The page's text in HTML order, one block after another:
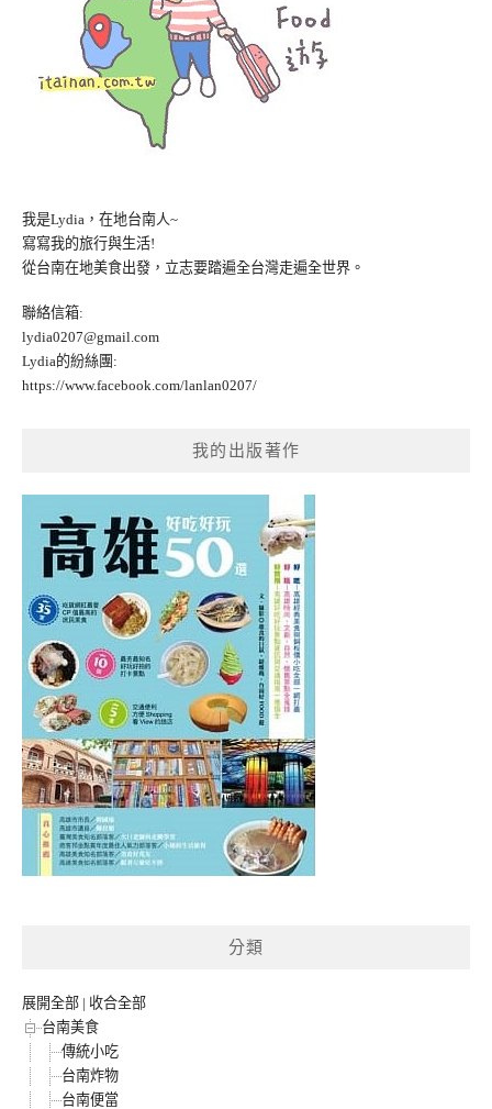
我是Lydia，在地台南人~
寫寫我的旅行與生活!
從台南在地美食出發，立志要踏遍全台灣走遍全世界。
聯絡信箱:
lydia0207@gmail.com
Lydia的紛絲團:
https://www.facebook.com/lanlan0207/
我的出版著作
分類
展開全部 | 收合全部
台南美食
傳統小吃
台南炸物
台南便當